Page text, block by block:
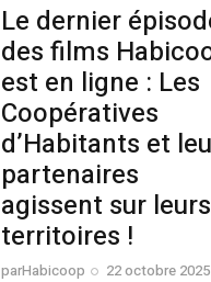
Le dernier
des films
est en ligne : Les
Coopératives
d’Habitants et
partenaires
agissent sur leurs
territoires !
parHabicoop 22 octobre 2025